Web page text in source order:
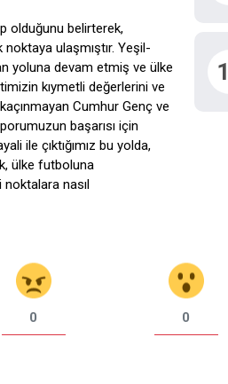
olduğunu belirterek,
ulaşmıştır. Yeşil-
yoluna devam etmiş ve ülke
kıymetli değerlerini ve
Cumhur Genç ve
başarısı için
ile çıktığımız bu yolda,
ülke futboluna
noktalara nasıl
0 0